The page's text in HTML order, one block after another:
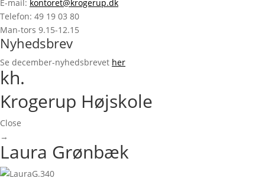
E-mail: kontoret@krogerup.dk
Telefon: 49 19 03 80
Man-tors 9.15-12.15
Nyhedsbrev
Se december-nyhedsbrevet her
kh.
Krogerup Højskole
Close
→
Laura Grønbæk